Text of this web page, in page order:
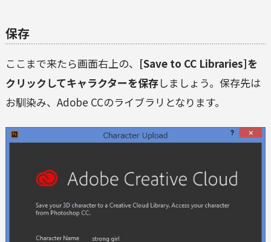
保存
ここまで来たら画面右上の、 [Save to CC Libraries]を
クリックしてキャラクターを保存しましょう。保存先は
お馴染み、Adobe CCのライブラリとなります。